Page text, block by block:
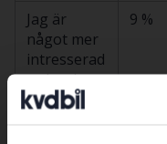
Jag är
något mer
intresserad
av leasing
nu än
9 %